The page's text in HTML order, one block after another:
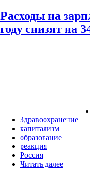
Расходы на
году снизят на
Здравоохранение
капитализм
образование
реакция
Россия
Читать далее